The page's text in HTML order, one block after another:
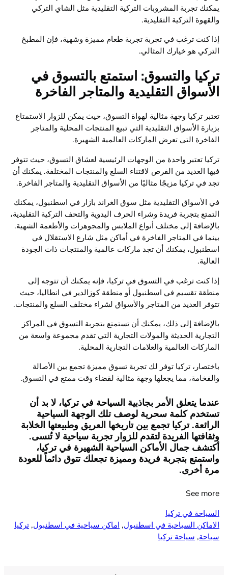
يمكنك تجربة المشروبات التركية التقليدية مثل الشاي التركي
والقهوة التركية التقليدية.
إذا كنت ترغب في تجربة تجربة طعام مميزة وشهية، فإن المطبخ
التركي هو خيارك المثالي.
تركيا والتسوق: استمتع بالتسوق في
الأسواق التقليدية والمتاجر الفاخرة
تعتبر تركيا وجهة مثالية لهواة التسوق، حيث يمكن للزوار الاستمتاع
بزيارة الأسواق التقليدية التي تبيع المنتجات المحلية والمتاجر
الفاخرة التي تعرض الماركات العالمية الشهيرة.
تركيا تعتبر واحدة من الوجهات الرئيسية لعشاق التسوق، حيث تتوفر
فيها العديد من الفرص لاقتناء السلع والمنتجات المختلفة. يمكنك أن
تجد في تركيا مزيجًا مثاليًا من الأسواق التقليدية والمتاجر الفاخرة.
في الأسواق التقليدية مثل سوق الغراند بازار في اسطنبول، يمكنك
التمتع بتجربة فريدة وشراء الحرف اليدوية والتحف التركية التقليدية،
بالإضافة إلى مختلف أنواع الملابس والمجوهرات والأطعمة الشهية.
بينما في المتاجر الفاخرة في أماكن مثل شارع الاستقلال في
اسطنبول، يمكنك أن تجد ماركات عالمية والمنتجات ذات الجودة
العالية.
إذا كنت ترغب في التسوق في تركيا، فإنه يمكنك أن تتوجه إلى
منطقة تقسيم في اسطنبول أو منطقة كوزالدير في انطاليا، حيث
تتوفر العديد من المتاجر والأسواق لشراء مختلف السلع والمنتجات.
بالإضافة إلى ذلك، يمكنك أن تستمتع بتجربة التسوق في المراكز
التجارية الحديثة والمولات التجارية التي تقدم مجموعة واسعة من
الماركات العالمية والعلامات التجارية المحلية.
باختصار، تركيا توفر لك تجربة تسوق مميزة تجمع بين الأصالة
والفخامة، مما يجعلها وجهة مثالية لقضاء وقت ممتع في التسوق.
عندما يتعلق الأمر بجاذبية السياحة في تركيا، لا بد أن
تستخدم كلمة سحرية لوصف تلك الوجهة السياحية
الرائعة. تركيا تجمع بين تاريخها العريق وطبيعتها الخلابة
وثقافتها الفريدة لتقدم للزوار تجربة سياحية لا تُنسى.
أكتشف جمال الأماكن السياحية الشهيرة في تركيا،
واستمتع بتجربة فريدة ومميزة تجعلك تتوق دائماً للعودة
مرة أخرى.
See more
السياحة في تركيا
الاماكن السياحية في اسطنبول, اماكن سياحية في اسطنبول, تركيا
سياحة, سياحة تركيا